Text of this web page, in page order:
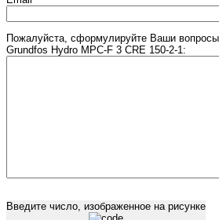
Пожалуйста, сформулируйте Ваши вопросы
Grundfos Hydro MPC-F 3 CRE 150-2-1:
Введите число, изображенное на рисунке